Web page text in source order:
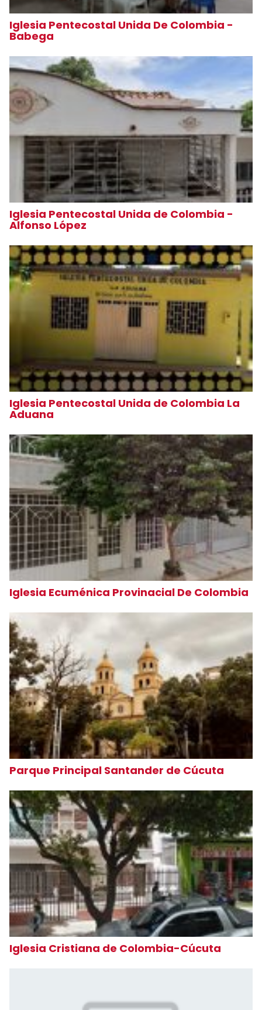
Iglesia Pentecostal Unida De Colombia -
Babega
Iglesia Pentecostal Unida de Colombia -
Alfonso López
Iglesia Pentecostal Unida de Colombia La
Aduana
Iglesia Ecuménica Provinacial De Colombia
Parque Principal Santander de Cúcuta
Iglesia Cristiana de Colombia-Cúcuta